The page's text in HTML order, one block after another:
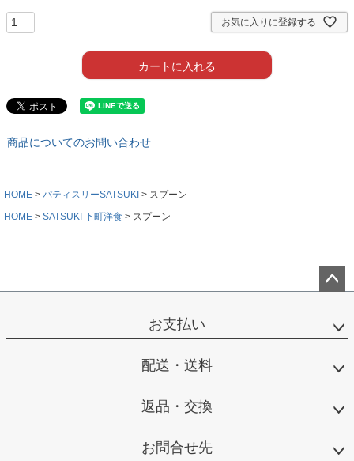
お気に入りに登録する
カートに入れる
商品についてのお問い合わせ
HOME パティスリーSATSUKI
スプーン
HOME
SATSUKI 下町洋食 スプーン
ップ
お支払い
配送・送料
返品・交換
お問合せ先